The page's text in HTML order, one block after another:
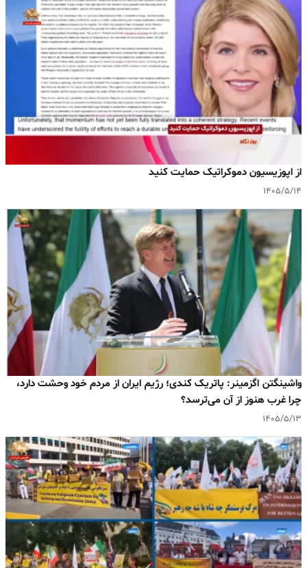
‌از اپوزیسیون دموکراتیک حمایت کنید
۱۴۰۵/۵/۱۴
واشینگتن اگزمینر: پاتریک کندی؛ رژیم ایران از مردم خود وحشت دارد،
چرا غرب هنوز از آن می‌ترسد؟
۱۴۰۵/۵/۱۳